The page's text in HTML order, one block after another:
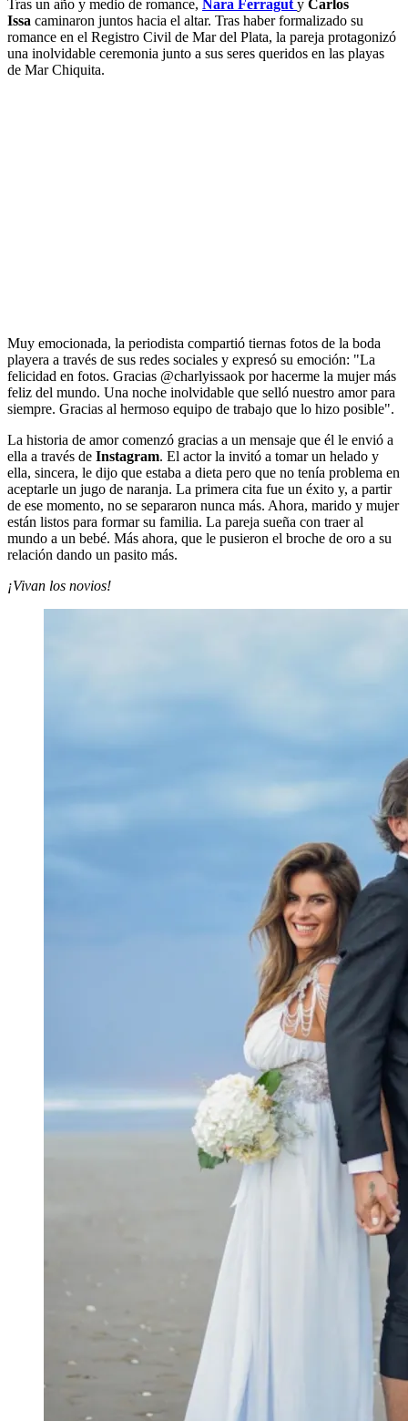
Tras un año y medio de romance, Nara Ferragut y Carlos
Issa caminaron juntos hacia el altar. Tras haber formalizado su
romance en el Registro Civil de Mar del Plata, la pareja protagonizó
una inolvidable ceremonia junto a sus seres queridos en las playas
de Mar Chiquita.
Muy emocionada, la periodista compartió tiernas fotos de la boda
playera a través de sus redes sociales y expresó su emoción: "La
felicidad en fotos. Gracias @charlyissaok por hacerme la mujer más
feliz del mundo. Una noche inolvidable que selló nuestro amor para
siempre. Gracias al hermoso equipo de trabajo que lo hizo posible".
La historia de amor comenzó gracias a un mensaje que él le envió a
ella a través de Instagram. El actor la invitó a tomar un helado y
ella, sincera, le dijo que estaba a dieta pero que no tenía problema en
aceptarle un jugo de naranja. La primera cita fue un éxito y, a partir
de ese momento, no se separaron nunca más. Ahora, marido y mujer
están listos para formar su familia. La pareja sueña con traer al
mundo a un bebé. Más ahora, que le pusieron el broche de oro a su
relación dando un pasito más.
¡Vivan los novios!